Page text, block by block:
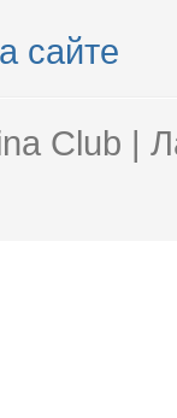
сайте
Club |